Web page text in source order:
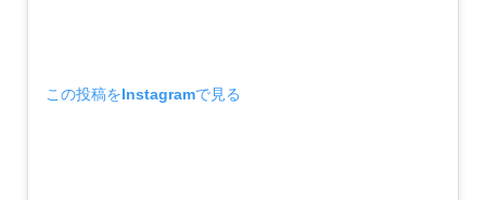
この投稿をInstagramで見る